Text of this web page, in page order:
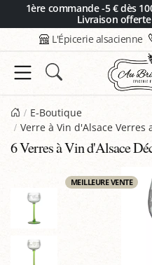
1ère commande -5 € dès
Livraison
L'Épicerie alsacienne
E-Boutique
Verre à Vin d'Alsace
6 Verres à Vin d'Alsace
MEILLEURE VENTE
Panneau de gestion des